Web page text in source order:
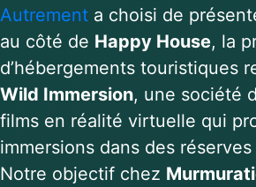
Autrement a choisi de
au côté de Happy House, la
d’hébergements touristiques
Wild Immersion, une société
films en réalité virtuelle qui
immersions dans des
Notre objectif chez